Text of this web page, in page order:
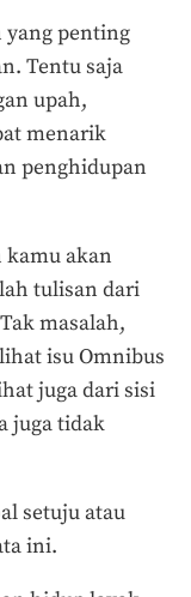
penting
Tentu saja
upah,
menarik
penghidupan
kamu akan
tulisan dari
masalah,
isu Omnibus
juga dari sisi
juga tidak
setuju atau
ini.